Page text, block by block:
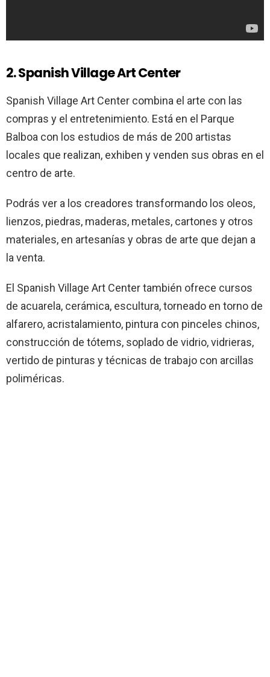
2. Spanish Village Art Center
Spanish Village Art Center combina el arte con las
compras y el entretenimiento. Está en el Parque
Balboa con los estudios de más de 200 artistas
locales que realizan, exhiben y venden sus obras en el
centro de arte.
Podrás ver a los creadores transformando los oleos,
lienzos, piedras, maderas, metales, cartones y otros
materiales, en artesanías y obras de arte que dejan a
la venta.
El Spanish Village Art Center también ofrece cursos
de acuarela, cerámica, escultura, torneado en torno de
alfarero, acristalamiento, pintura con pinceles chinos,
construcción de tótems, soplado de vidrio, vidrieras,
vertido de pinturas y técnicas de trabajo con arcillas
poliméricas.